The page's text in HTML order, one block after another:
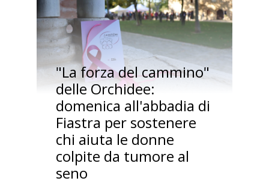
"La forza del cammino"
delle Orchidee:
domenica all'abbadia di
Fiastra per sostenere
chi aiuta le donne
colpite da tumore al
seno